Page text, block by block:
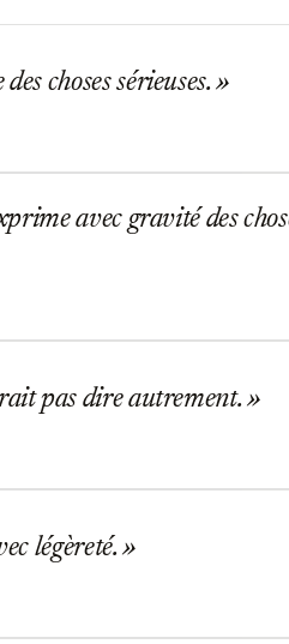
choses sérieuses.
avec gravité des
pas dire autrement.
légèreté.